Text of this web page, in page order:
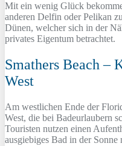
Mit ein wenig Glück
anderen Delfin oder Pelikan
Dünen, welcher sich in der
privates Eigentum betrachtet.
Smathers Beach –
West
Am westlichen Ende der
West, die bei Badeurlaubern
Touristen nutzen einen
ausgiebiges Bad in der